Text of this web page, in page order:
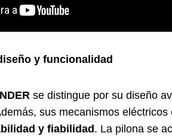
y funcionalidad
se distingue por su diseño
sus mecanismos
y fiabilidad . La pilona se